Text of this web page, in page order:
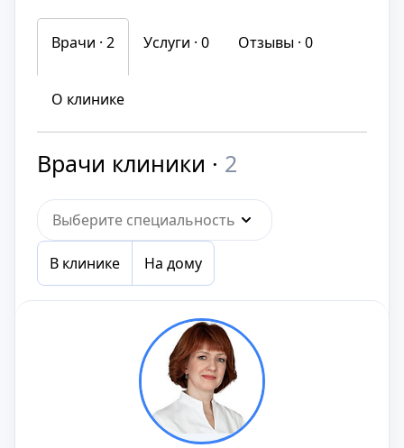
Врачи · 2 Услуги · 0 Отзывы · 0
О клинике
Врачи клиники · 2
Выберите специальность
В клинике На дому